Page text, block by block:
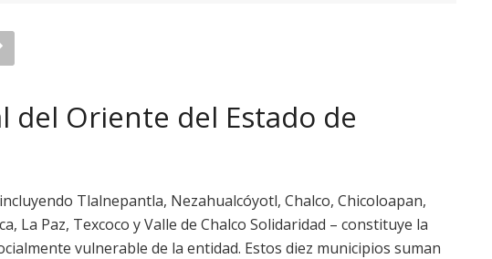
del Oriente del Estado de
Tlalnepantla, Nezahualcóyotl, Chalco, Chicoloapan,
La Paz, Texcoco y Valle de Chalco Solidaridad – constituye la
vulnerable de la entidad. Estos diez municipios suman